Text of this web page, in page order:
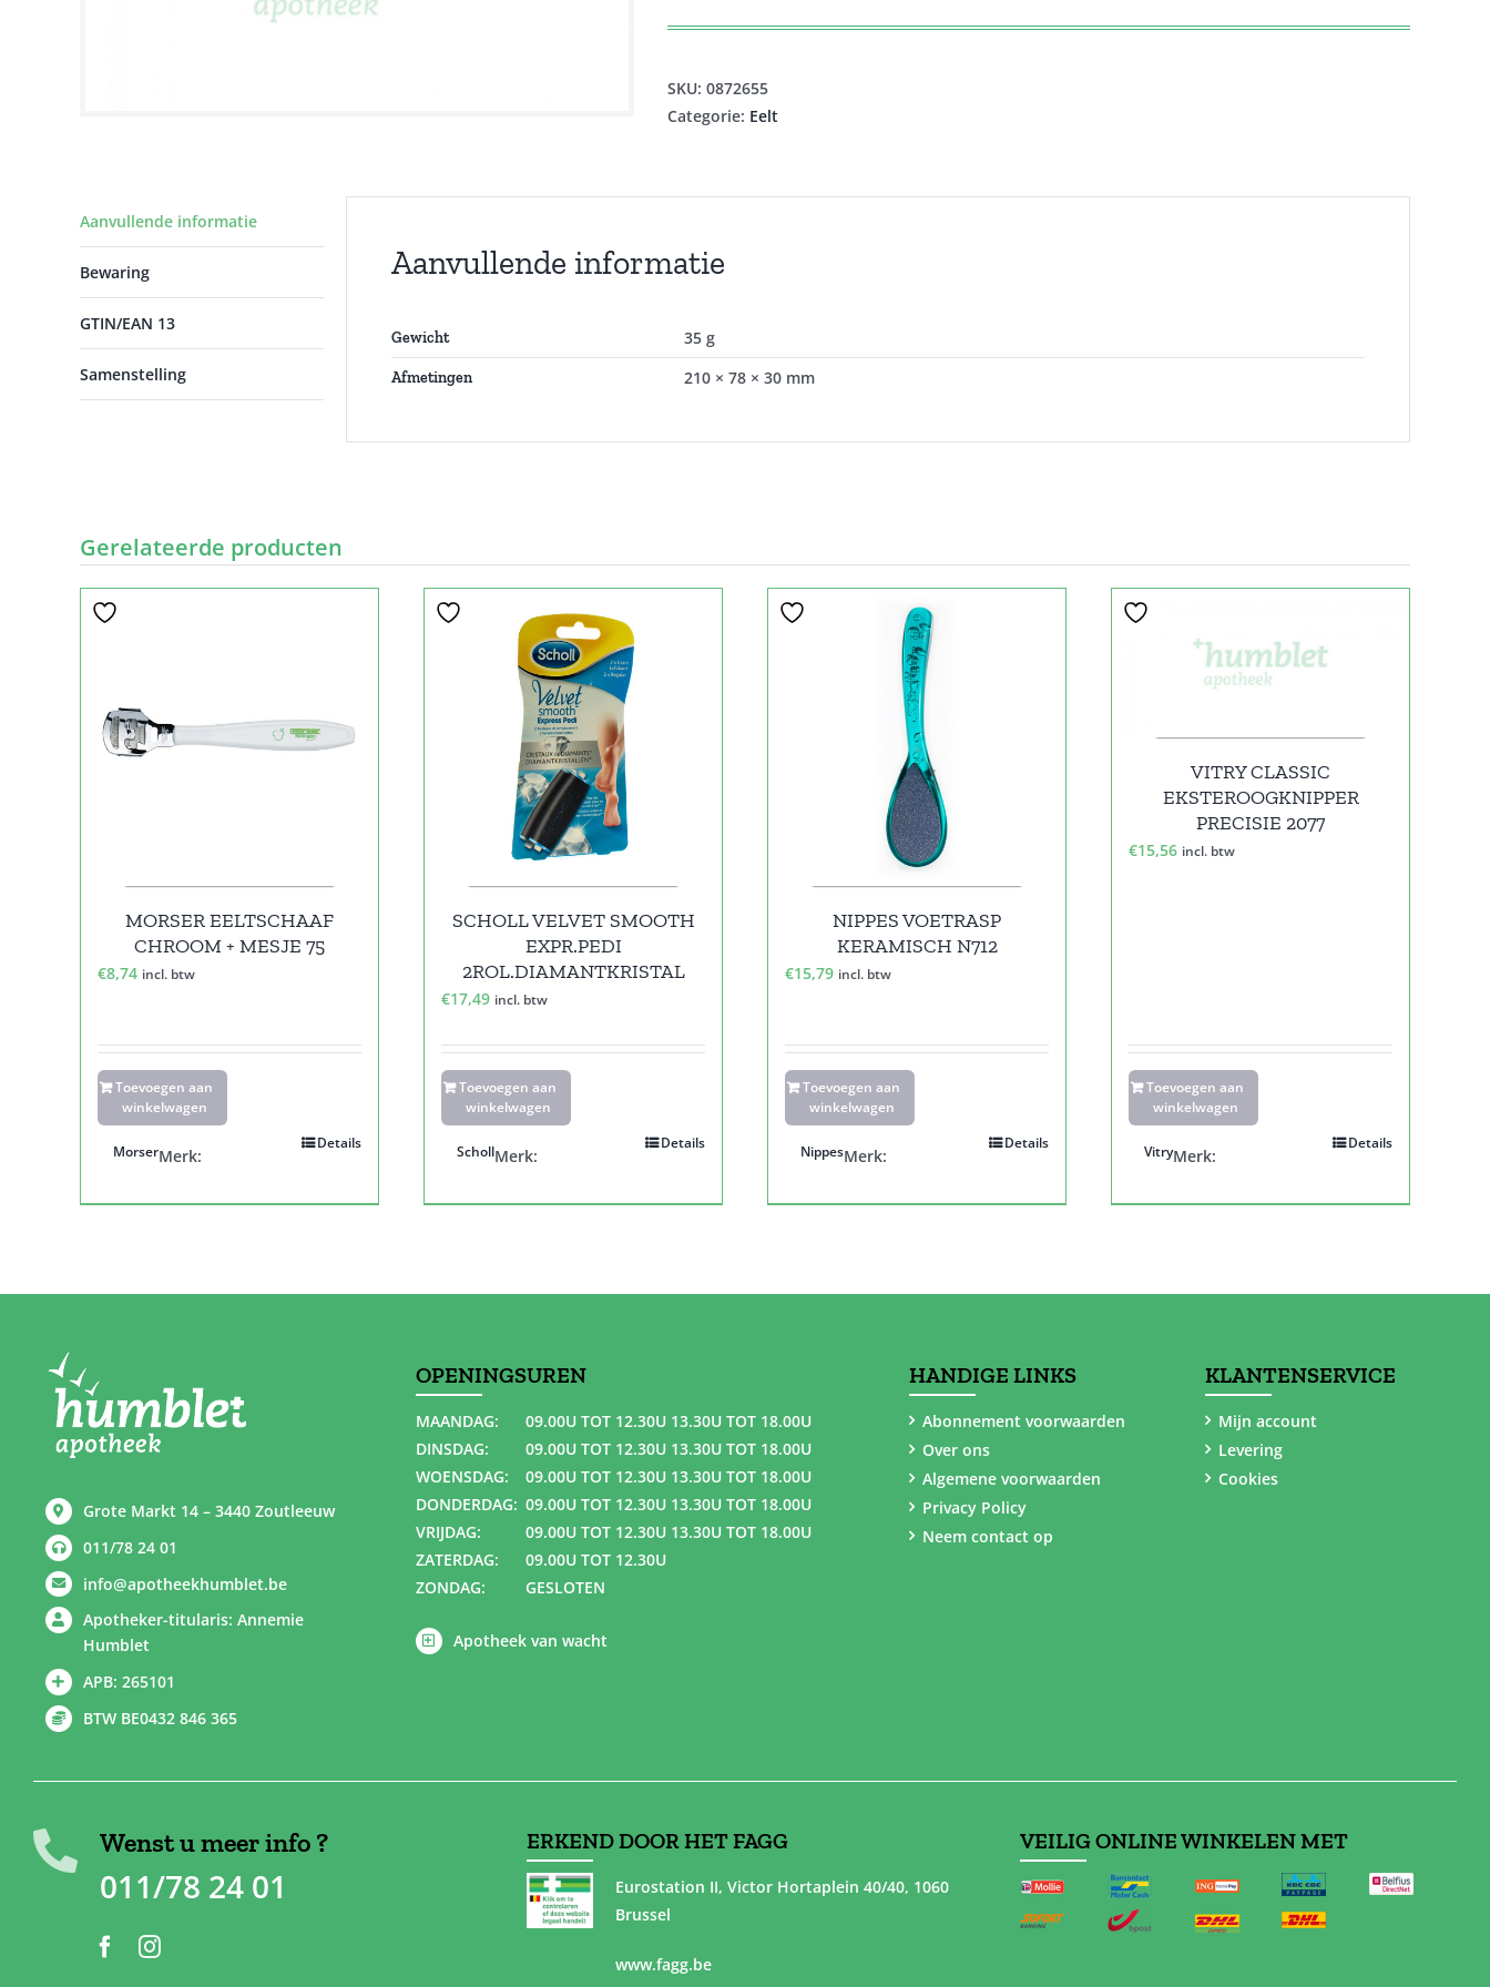
SKU: 0872655
Categorie: Eelt
Aanvullende informatie
Bewaring
GTIN/EAN 13
Samenstelling
Aanvullende informatie
Gewicht 35 g
Afmetingen 210 × 78 × 30 mm
Gerelateerde producten
MORSER EELTSCHAAF
CHROOM + MESJE 75
€8,74 incl. btw
Toevoegen aan
winkelwagen
Details
Merk:
Morser
SCHOLL VELVET SMOOTH
EXPR.PEDI
2ROL.DIAMANTKRISTAL
€17,49 incl. btw
Toevoegen aan
winkelwagen
Details
Merk:
Scholl
NIPPES VOETRASP
KERAMISCH N712
€15,79 incl. btw
Toevoegen aan
winkelwagen
Details
Merk:
Nippes
VITRY CLASSIC
EKSTEROOGKNIPPER
PRECISIE 2077
€15,56 incl. btw
Toevoegen aan
winkelwagen
Details
Merk:
Vitry
Grote Markt 14 – 3440 Zoutleeuw
011/78 24 01
info@apotheekhumblet.be
Apotheker-titularis: Annemie
Humblet
APB: 265101
BTW BE0432 846 365
OPENINGSUREN
MAANDAG:
09.00U TOT 12.30U 13.30U TOT 18.00U
DINSDAG:
09.00U TOT 12.30U 13.30U TOT 18.00U
WOENSDAG:
09.00U TOT 12.30U 13.30U TOT 18.00U
DONDERDAG: 09.00U TOT 12.30U 13.30U TOT 18.00U
VRIJDAG:
09.00U TOT 12.30U 13.30U TOT 18.00U
ZATERDAG:
09.00U TOT 12.30U
ZONDAG:
GESLOTEN
Apotheek van wacht
HANDIGE LINKS
Abonnement voorwaarden
Over ons
Algemene voorwaarden
Privacy Policy
Neem contact op
KLANTENSERVICE
Mijn account
Levering
Cookies
Wenst u meer info ?
011/78 24 01
ERKEND DOOR HET FAGG
Eurostation II, Victor Hortaplein 40/40, 1060
Brussel
www.fagg.be
VEILIG ONLINE WINKELEN MET